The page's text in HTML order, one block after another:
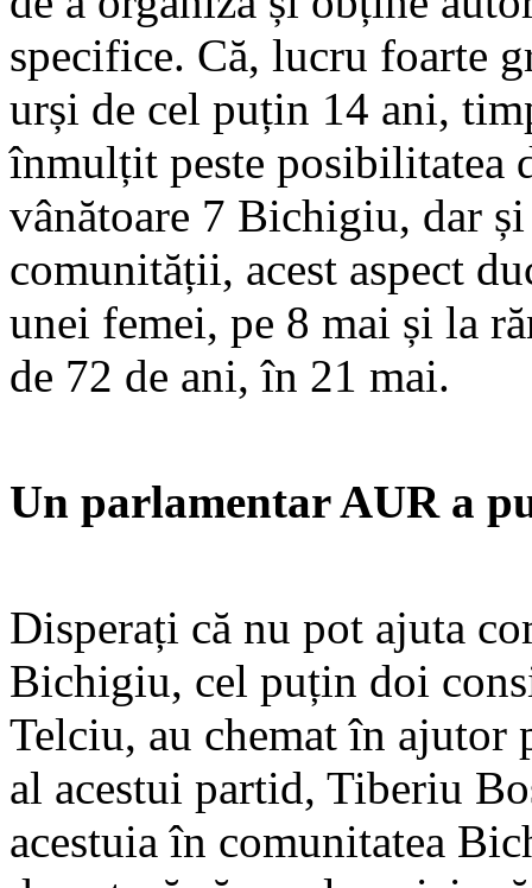
specifice. Că, lucru foarte
urși de cel puțin 14 ani,
înmulțit peste posibilitatea
vânătoare 7 Bichigiu, dar
comunității, acest aspect
unei femei, pe 8 mai și la
de 72 de ani, în 21 mai.
Un parlamentar AUR a
Disperați că nu pot ajuta
Bichigiu, cel puțin doi
Telciu, au chemat în ajutor
al acestui partid, Tiberiu
acestuia în comunitatea